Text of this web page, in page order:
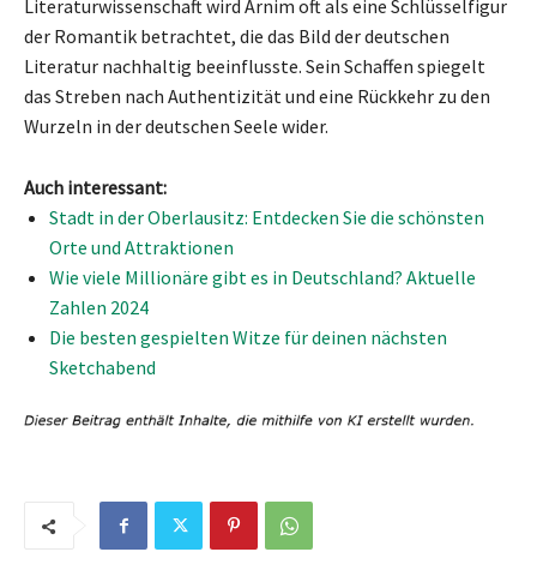
Literaturwissenschaft wird Arnim oft als eine Schlüsselfigur
der Romantik betrachtet, die das Bild der deutschen
Literatur nachhaltig beeinflusste. Sein Schaffen spiegelt
das Streben nach Authentizität und eine Rückkehr zu den
Wurzeln in der deutschen Seele wider.
Auch interessant:
Stadt in der Oberlausitz: Entdecken Sie die schönsten
Orte und Attraktionen
Wie viele Millionäre gibt es in Deutschland? Aktuelle
Zahlen 2024
Die besten gespielten Witze für deinen nächsten
Sketchabend